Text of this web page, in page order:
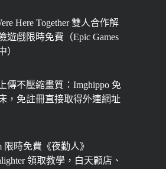
Here Together 雙人合作解
遊戲限時免費（Epic Games
）
傳不壓縮畫質：Imghippo 免
，免註冊直接取得外連網址
限時免費《夜勤人》
領取教學，白天顧店、